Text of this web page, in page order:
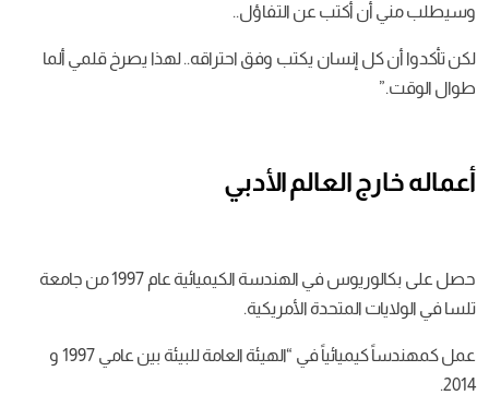
وسيطلب مني أن أكتب عن التفاؤل..
لكن تأكدوا أن كل إنسان يكتب وفق احتراقه.. لهذا يصرخ قلمي ألما
طوال الوقت.”
أعماله خارج العالم الأدبي
حصل على بكالوريوس في الهندسة الكيميائية عام 1997 من جامعة
تلسا في الولايات المتحدة الأمريكية.
عمل كمهندساً كيميائياً في “الهيئة العامة للبيئة بين عامي 1997 و
2014.